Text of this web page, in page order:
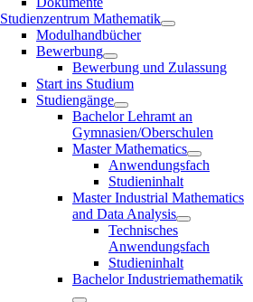
Studienzentrum Mathematik
Modulhandbücher
Bewerbung
Bewerbung und Zulassung
Start ins Studium
Studiengänge
Bachelor Lehramt an
Gymnasien/Oberschulen
Master Mathematics
Anwendungsfach
Studieninhalt
Master Industrial Mathematics
and Data Analysis
Technisches
Anwendungsfach
Studieninhalt
Bachelor Industriemathematik